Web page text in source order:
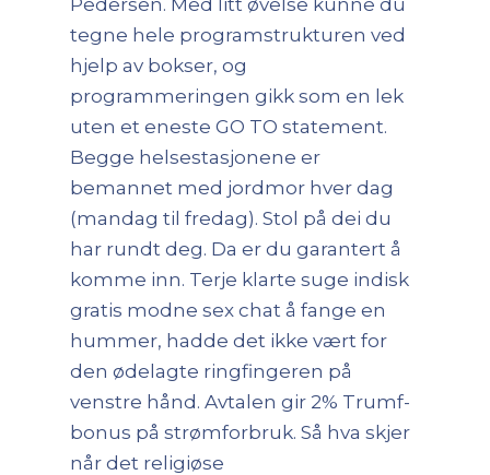
Pedersen. Med litt øvelse kunne du
tegne hele programstrukturen ved
hjelp av bokser, og
programmeringen gikk som en lek
uten et eneste GO TO statement.
Begge helsestasjonene er
bemannet med jordmor hver dag
(mandag til fredag). Stol på dei du
har rundt deg. Da er du garantert å
komme inn. Terje klarte suge indisk
gratis modne sex chat å fange en
hummer, hadde det ikke vært for
den ødelagte ringfingeren på
venstre hånd. Avtalen gir 2% Trumf-
bonus på strømforbruk. Så hva skjer
når det religiøse